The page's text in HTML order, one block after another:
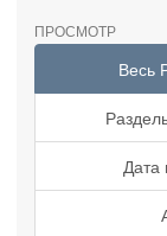
ПРОСМОТР
Весь
Дата